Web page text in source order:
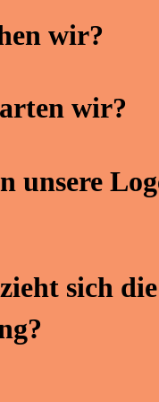
wir?
wir?
unsere
sich die